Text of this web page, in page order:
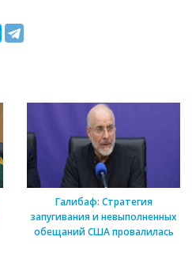
Галибаф: Стратегия
запугивания и невыполненных
обещаний США провалилась